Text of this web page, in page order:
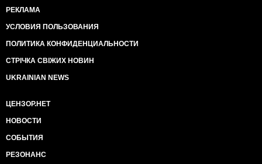
РЕКЛАМА
УСЛОВИЯ ПОЛЬЗОВАНИЯ
ПОЛИТИКА КОНФИДЕНЦИАЛЬНОСТИ
СТРІЧКА СВІЖИХ НОВИН
UKRAINIAN NEWS
ЦЕНЗОР.НЕТ
НОВОСТИ
СОБЫТИЯ
РЕЗОНАНС